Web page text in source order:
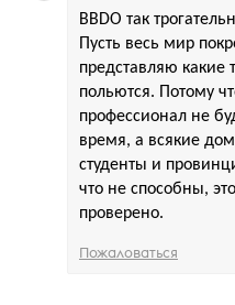
BBDO так
Пусть весь мир
представляю
польются. Потому
профессионал не
время, а всякие
студенты и
что не способны,
проверено.
Пожаловаться